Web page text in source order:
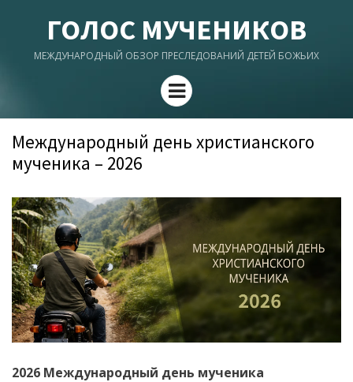
ГОЛОС МУЧЕНИКОВ
МЕЖДУНАРОДНЫЙ ОБЗОР ПРЕСЛЕДОВАНИЙ ДЕТЕЙ БОЖЬИХ
Menu
Международный день христианского
мученика – 2026
2026 Международный день мученика